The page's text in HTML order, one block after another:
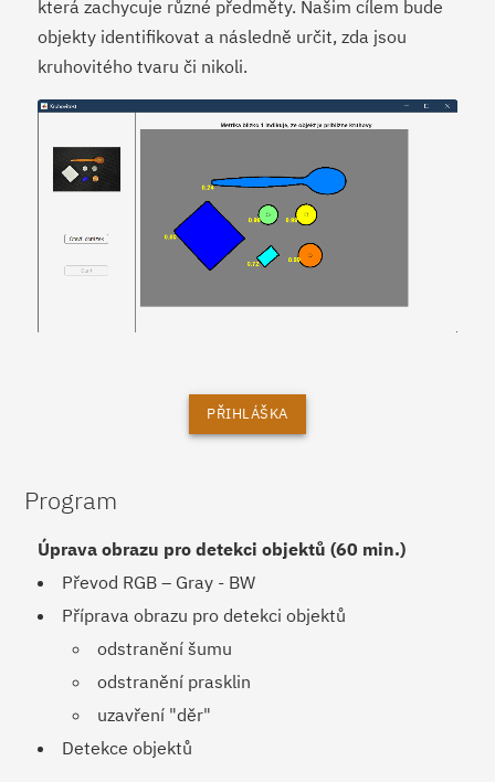
která zachycuje různé předměty. Našim cílem bude
objekty identifikovat a následně určit, zda jsou
kruhovitého tvaru či nikoli.
PŘIHLÁŠKA
Program
Úprava obrazu pro detekci objektů (60 min.)
Převod RGB – Gray - BW
Příprava obrazu pro detekci objektů
odstranění šumu
odstranění prasklin
uzavření "děr"
Detekce objektů